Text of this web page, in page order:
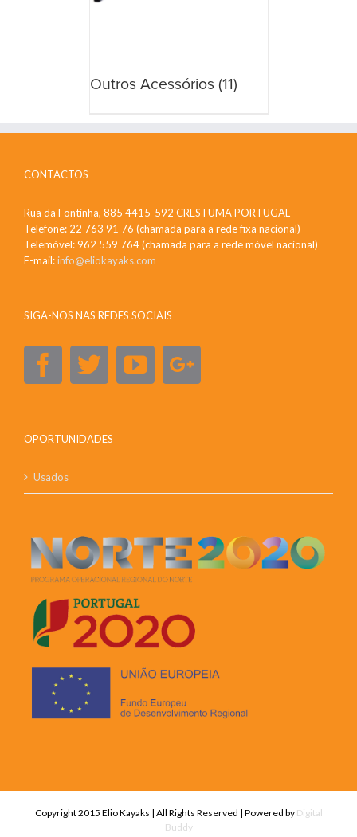
Outros Acessórios (11)
CONTACTOS
Rua da Fontinha, 885 4415-592 CRESTUMA PORTUGAL
Telefone: 22 763 91 76 (chamada para a rede fixa nacional)
Telemóvel: 962 559 764 (chamada para a rede móvel nacional)
E-mail:info@eliokayaks.com
SIGA-NOS NAS REDES SOCIAIS
OPORTUNIDADES
Usados
Copyright 2015 Elio Kayaks | All Rights Reserved | Powered by Digital
Buddy